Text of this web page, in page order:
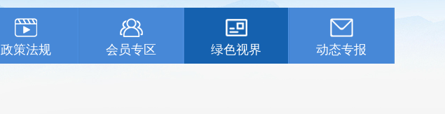
政策法规 会员专区 绿色视界 动态专报